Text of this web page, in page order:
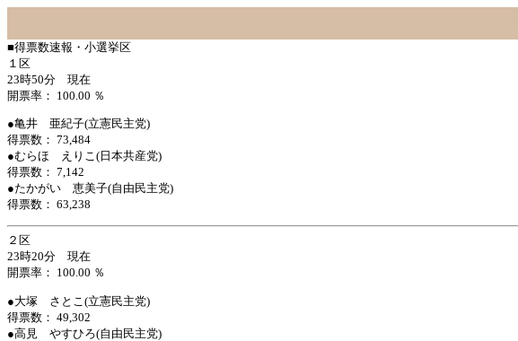
■得票数速報・小選挙区
１区
23時50分 現在
開票率： 100.00 ％
●亀井 亜紀子(立憲民主党)
得票数： 73,484
●むらほ えりこ(日本共産党)
得票数： 7,142
●たかがい 恵美子(自由民主党)
得票数： 63,238
２区
23時20分 現在
開票率： 100.00 ％
●大塚 さとこ(立憲民主党)
得票数： 49,302
●高見 やすひろ(自由民主党)